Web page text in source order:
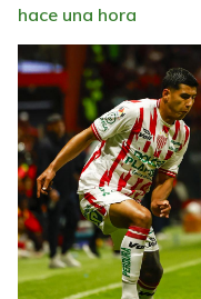
hace una hora